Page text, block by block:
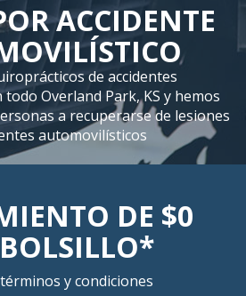
ACCIDENTE
de accidentes
Overland Park, KS y hemos
a recuperarse de lesiones
automovilísticos
DE $0
y condiciones